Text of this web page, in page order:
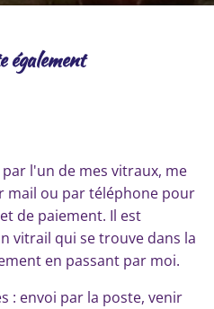
également
l'un de mes vitraux, me
mail ou par téléphone pour
de paiement. Il est
vitrail qui se trouve dans la
en passant par moi.
: envoi par la poste, venir